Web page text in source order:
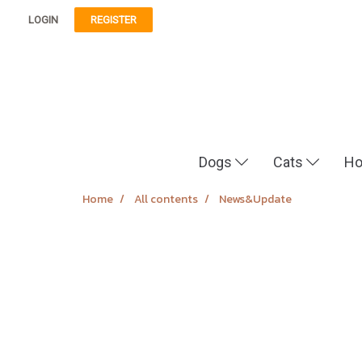
LOGIN REGISTER
Dogs Cats
Home All contents News&Update